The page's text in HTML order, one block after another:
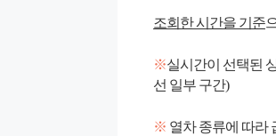
조회한 시간을 기준
※실시간이 선택된
선 일부 구간)
※ 열차 종류에 따라